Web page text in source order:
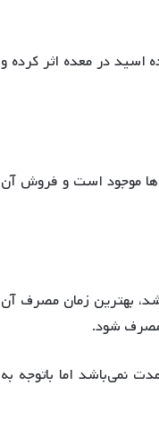
در معده اثر کرده و
20 میلی گرم در داروخانه‌ها موجود است و فروش آن
شده باشد، بهترین زمان مصرف آن
مصرف شود.
نمی‌باشد اما باتوجه به